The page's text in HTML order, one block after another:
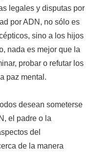
legales y disputas por
por ADN, no sólo es
sino a los hijos
nada es mejor que la
probar o refutar los
paz mental.
desean someterse
el padre o la
del
de la manera